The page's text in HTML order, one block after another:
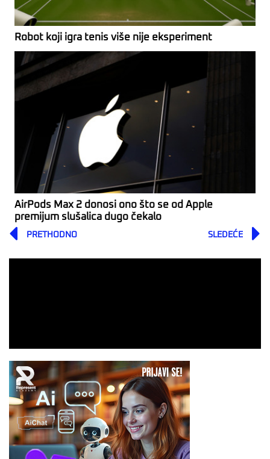
Robot koji igra tenis više nije eksperiment
AirPods Max 2 donosi ono što se od Apple
premijum slušalica dugo čekalo
Prev
PRETHODNO SLEDEĆE